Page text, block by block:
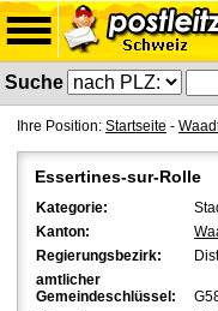
Suche
Ihre Position: Startseite -
Essertines-sur-Rolle
Kategorie:
Kanton:
Regierungsbezirk:
amtlicher
Gemeindeschlüssel: